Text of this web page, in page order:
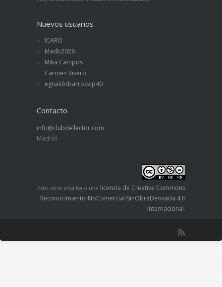
Nuevos usuarios
ICARO
Madb2026
Mika Campos
Carmen Rivero
egnaldobarrosvip40
Contacto
info@clubdellector.com
Madrid
Este obra está bajo una licencia de Creative Commons
Reconocimiento-NoComercial-SinObraDerivada 4.0
Internacional